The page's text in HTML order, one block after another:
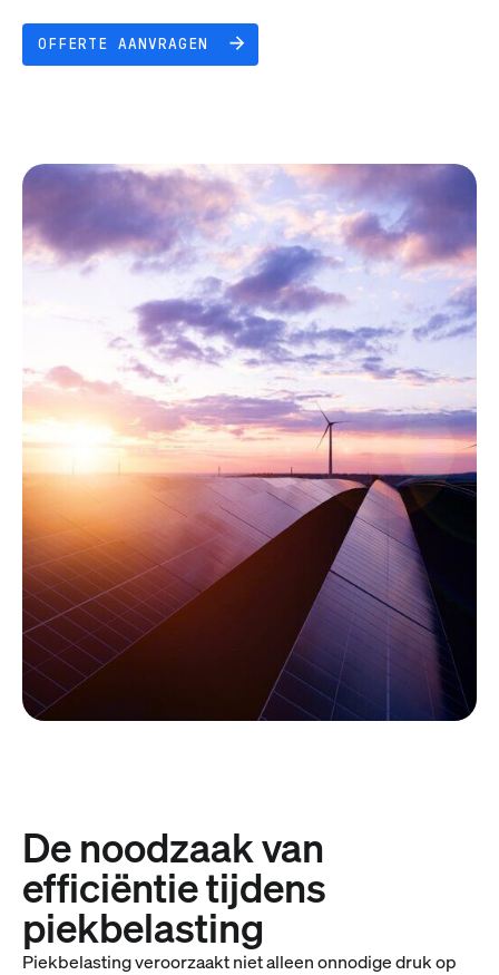
OFFERTE AANVRAGEN
De noodzaak van
efficiëntie tijdens
piekbelasting
Piekbelasting veroorzaakt niet alleen onnodige druk op